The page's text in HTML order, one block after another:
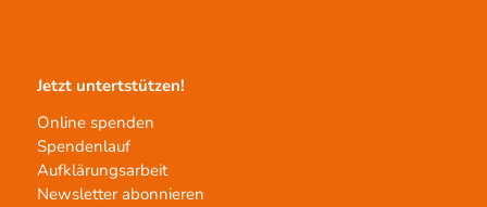
Jetzt untertstützen!
Online spenden
Spendenlauf
Aufklärungsarbeit
Newsletter abonnieren